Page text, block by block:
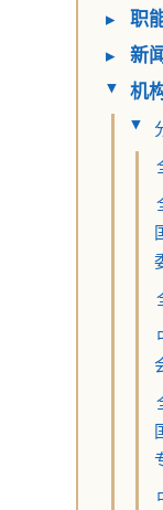
▸ 职
▸ 新
▸ 机
▸